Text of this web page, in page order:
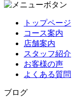
トップページ
コース案内
店舗案内
スタッフ紹介
お客様の声
よくある質問
ブログ